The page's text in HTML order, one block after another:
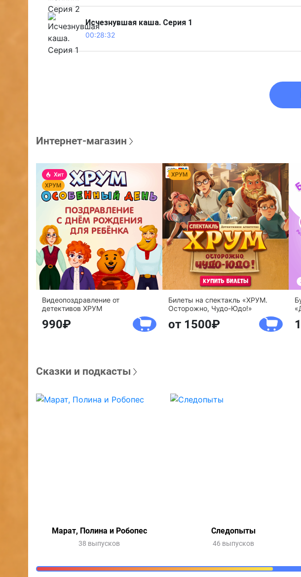
Исчезнувшая каша. Серия 1
00:28:32
Интернет-магазин
Видеопоздравление от
детективов ХРУМ
990
Билеты на спектакль «ХРУМ.
Осторожно, Чудо-Юдо!»
от 1500
Сказки и подкасты
Марат, Полина и Робопес
38 выпусков
Следопыты
46 выпусков